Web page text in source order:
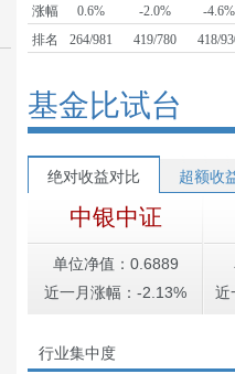
涨幅
0.6% -2.0%
-4.6%
排名
264/981 419/780 418/
基金比试台
绝对收益对比 超额收
中银中证
单位净值：0.6889
近一月涨幅：-2.13%
近
行业集中度